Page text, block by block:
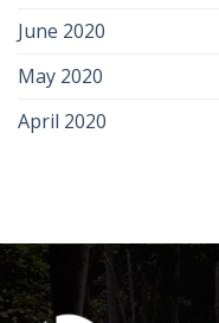
June 2020
May 2020
April 2020